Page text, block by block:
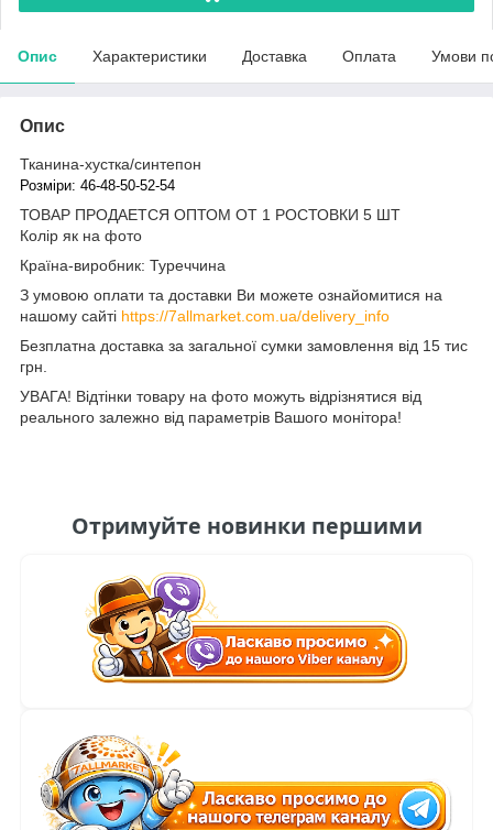
Опис Характеристики Доставка Оплата Умови
Опис
Тканина-хустка/синтепон
Розміри: 46-48-50-52-54
ТОВАР ПРОДАЕТСЯ ОПТОМ ОТ 1 РОСТОВКИ 5 ШТ
Колір як на фото
Країна-виробник: Туреччина
З умовою оплати та доставки Ви можете ознайомитися на
нашому сайті https://7allmarket.com.ua/delivery_info
Безплатна доставка за загальної сумки замовлення від 15 тис
грн.
УВАГА! Відтінки товару на фото можуть відрізнятися від
реального залежно від параметрів Вашого монітора!
Отримуйте новинки першими